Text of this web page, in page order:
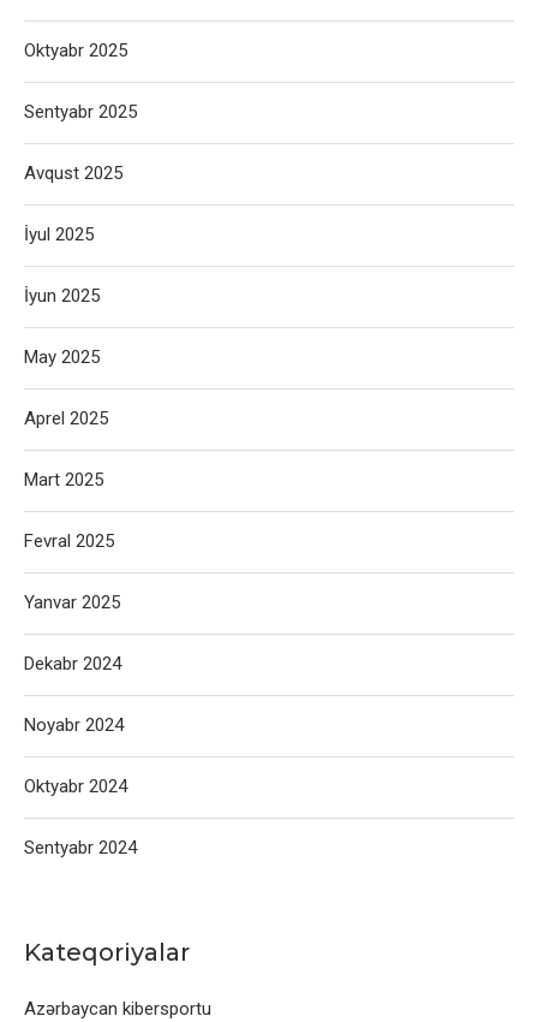
Oktyabr 2025
Sentyabr 2025
Avqust 2025
İyul 2025
İyun 2025
May 2025
Aprel 2025
Mart 2025
Fevral 2025
Yanvar 2025
Dekabr 2024
Noyabr 2024
Oktyabr 2024
Sentyabr 2024
Kateqoriyalar
Azərbaycan kibersportu